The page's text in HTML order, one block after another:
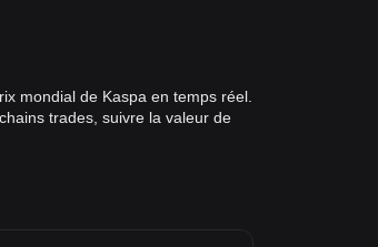
mondial de Kaspa en temps réel.
trades, suivre la valeur de